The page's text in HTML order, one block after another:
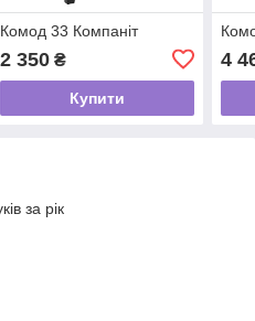
Комод 33 Компаніт
2 350₴
Купити
4
за рік